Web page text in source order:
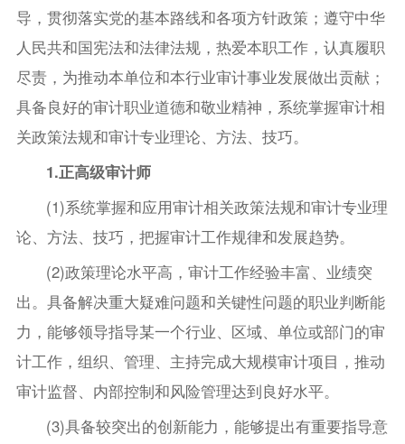
导，贯彻落实党的基本路线和各项方针政策；遵守中华
人民共和国宪法和法律法规，热爱本职工作，认真履职
尽责，为推动本单位和本行业审计事业发展做出贡献；
具备良好的审计职业道德和敬业精神，系统掌握审计相
关政策法规和审计专业理论、方法、技巧。
1.正高级审计师
(1)系统掌握和应用审计相关政策法规和审计专业理
论、方法、技巧，把握审计工作规律和发展趋势。
(2)政策理论水平高，审计工作经验丰富、业绩突
出。具备解决重大疑难问题和关键性问题的职业判断能
力，能够领导指导某一个行业、区域、单位或部门的审
计工作，组织、管理、主持完成大规模审计项目，推动
审计监督、内部控制和风险管理达到良好水平。
(3)具备较突出的创新能力，能够提出有重要指导意